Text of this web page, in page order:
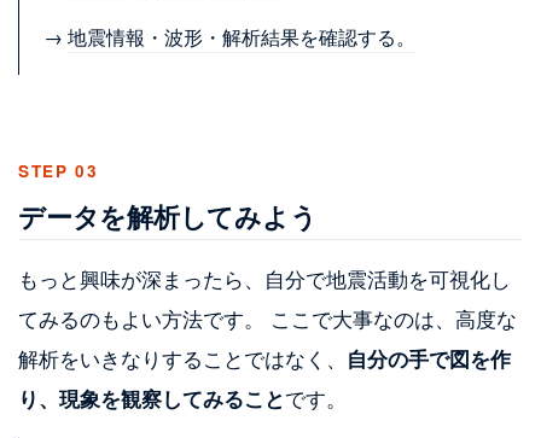
→ 地震情報・波形・解析結果を確認する。
STEP 03
データを解析してみよう
もっと興味が深まったら、自分で地震活動を可視化し
てみるのもよい方法です。 ここで大事なのは、高度な
解析をいきなりすることではなく、 自分の手で図を作
り、現象を観察してみることです。